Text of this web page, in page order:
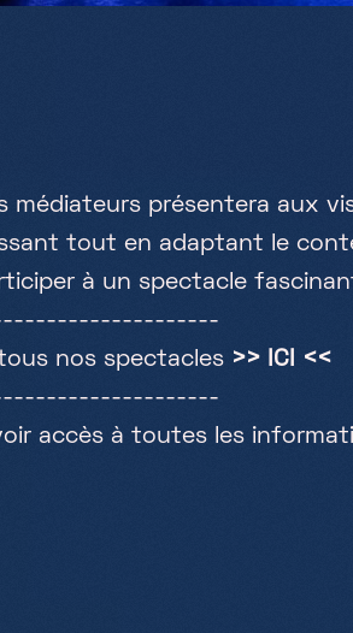
médiateurs présentera aux vi
sant tout en adaptant e cont
ticiper à un spectac e fascinan
--------------------
ous nos spectac es >> C <<
--------------------
oir accès à toutes es informati